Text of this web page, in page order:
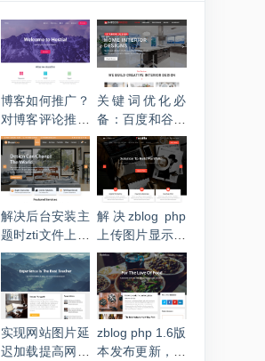
博客如何推广？
对博客评论推广
手段的一点点看
法
关键词优化必
备：百度和谷歌
在线指数查询工
具网址
解决后台安装主
题时zti文件上传
失败的解决方法
解决zblog php
上传图片显示服
务器返回出错问
题的方法
实现网站图片延
迟加载提高网站
zblog php 1.6版
本发布更新，命